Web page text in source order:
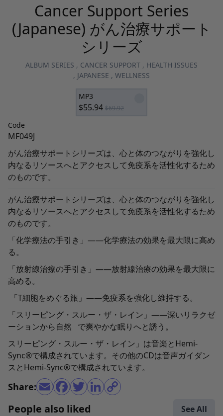
Cancer Support Series
(Japanese) がん治療サポート
シリーズ
ALBUM SERIES , CANCER SUPPORT , HEALTH ISSUES
, JAPANESE , WELLNESS
MP3
$55.94 $69.92
Code
MF049J
がん治療サポートシリーズは、心と体のつながりを強化し
内なるリソースへとアクセスして免疫系を活性化するため
のものです。
がん治療サポートシリーズは、心と体のつながりを強化し
内なるリソースへとアクセスして免疫系を活性化するため
のものです。
「化学療法の手引き」――化学療法の効果を最大限に高め
る。
「放射線治療の手引き」――放射線治療の効果を最大限に
高める。
「T細胞をめぐる旅」――免疫系を強化し維持する。
「スリーピング・スルー・ザ・レイン」――深いリラクゼ
ーションから自然 で爽やかな眠りへと誘う。
スリーピング・スルー・ザ・レイン」は音楽とHemi-
Sync®で構成されています。その他のCDは音声ガイダン
スとHemi-Sync®で構成されています。
Share:
People also liked See All